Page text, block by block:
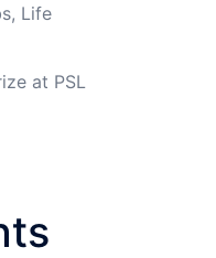
Life
at PSL